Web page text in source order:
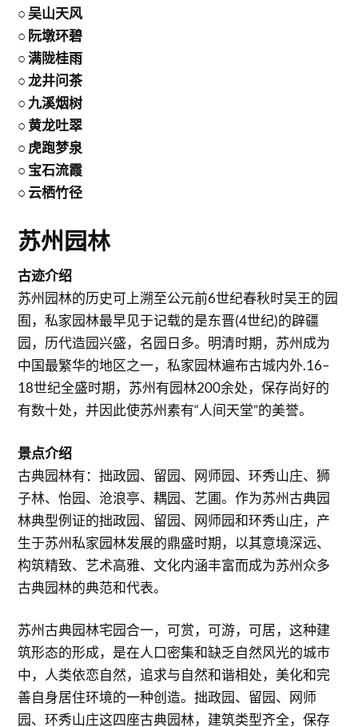
○ 吴山天风
○ 阮墩环碧
○ 满陇桂雨
○ 龙井问茶
○ 九溪烟树
○ 黄龙吐翠
○ 虎跑梦泉
○ 宝石流霞
○ 云栖竹径
苏州园林
古迹介绍
苏州园林的历史可上溯至公元前6世纪春秋时吴王的园
囿，私家园林最早见于记载的是东晋(4世纪)的辟疆
园，历代造园兴盛，名园日多。明清时期，苏州成为
中国最繁华的地区之一，私家园林遍布古城内外.16–
18世纪全盛时期，苏州有园林200余处，保存尚好的
有数十处，并因此使苏州素有“人间天堂”的美誉。
景点介绍
古典园林有：拙政园、留园、网师园、环秀山庄、狮
子林、怡园、沧浪亭、耦园、艺圃。作为苏州古典园
林典型例证的拙政园、留园、网师园和环秀山庄，产
生于苏州私家园林发展的鼎盛时期，以其意境深远、
构筑精致、艺术高雅、文化内涵丰富而成为苏州众多
古典园林的典范和代表。
苏州古典园林宅园合一，可赏，可游，可居，这种建
筑形态的形成，是在人口密集和缺乏自然风光的城市
中，人类依恋自然，追求与自然和谐相处，美化和完
善自身居住环境的一种创造。拙政园、留园、网师
园、环秀山庄这四座古典园林，建筑类型齐全，保存